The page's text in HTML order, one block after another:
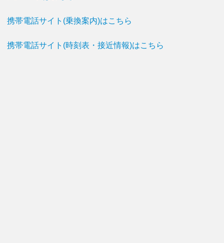
携帯電話サイト(乗換案内)はこちら
携帯電話サイト(時刻表・接近情報)はこちら